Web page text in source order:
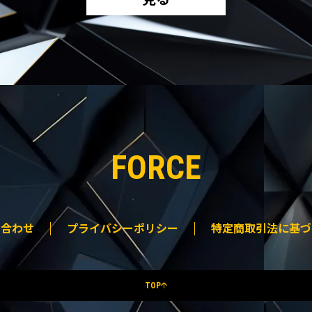
FORCE
わせ プライバシーポリシー 特定商取引法に基
TOP